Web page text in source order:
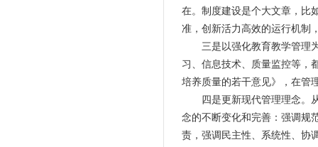
在。制度建设是个大文章，比
准，创新活力高效的运行机制
三是以强化教育教学管理为
习、信息技术、质量监控等，
培养质量的若干意见》，在管
四是更新现代管理理念。从
念的不断变化和完善：强调规
责，强调民主性、系统性、协